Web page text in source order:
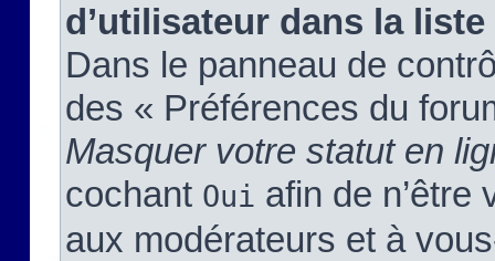
d’utilisateur dans la
Dans le panneau de
des « Préférences du
Masquer votre statut en
cochant Oui afin de n’être
aux modérateurs et à